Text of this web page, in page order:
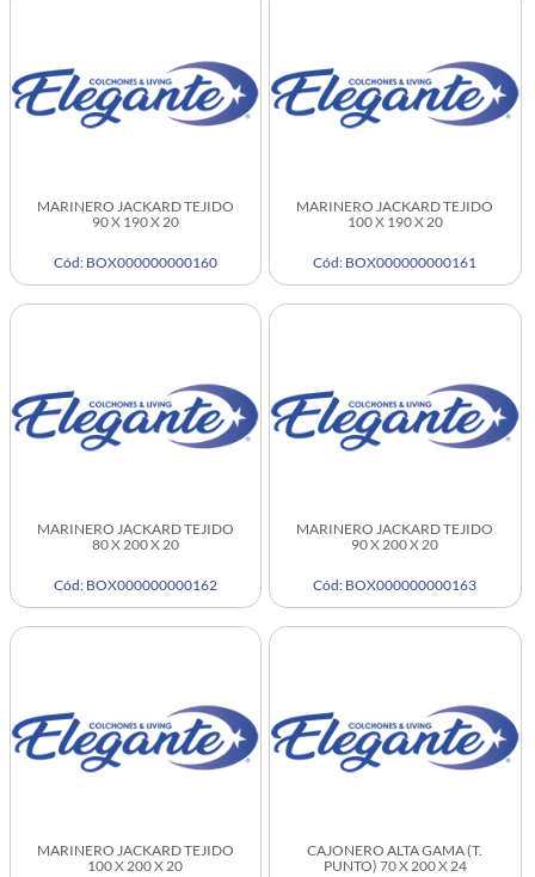
MARINERO JACKARD TEJIDO
90 X 190 X 20
Cód: BOX000000000160
MARINERO JACKARD TEJIDO
100 X 190 X 20
Cód: BOX000000000161
MARINERO JACKARD TEJIDO
80 X 200 X 20
Cód: BOX000000000162
MARINERO JACKARD TEJIDO
90 X 200 X 20
Cód: BOX000000000163
MARINERO JACKARD TEJIDO
100 X 200 X 20
CAJONERO ALTA GAMA (T.
PUNTO) 70 X 200 X 24